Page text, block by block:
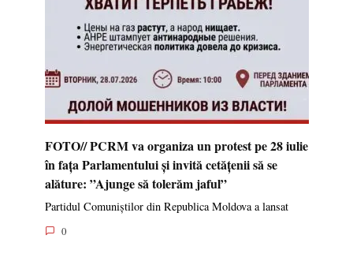
FOTO// PCRM va organiza un protest pe 28 iulie
în fața Parlamentului și invită cetățenii să se
alăture: ”Ajunge să tolerăm jaful”
Partidul Comuniștilor din Republica Moldova a lansat
0